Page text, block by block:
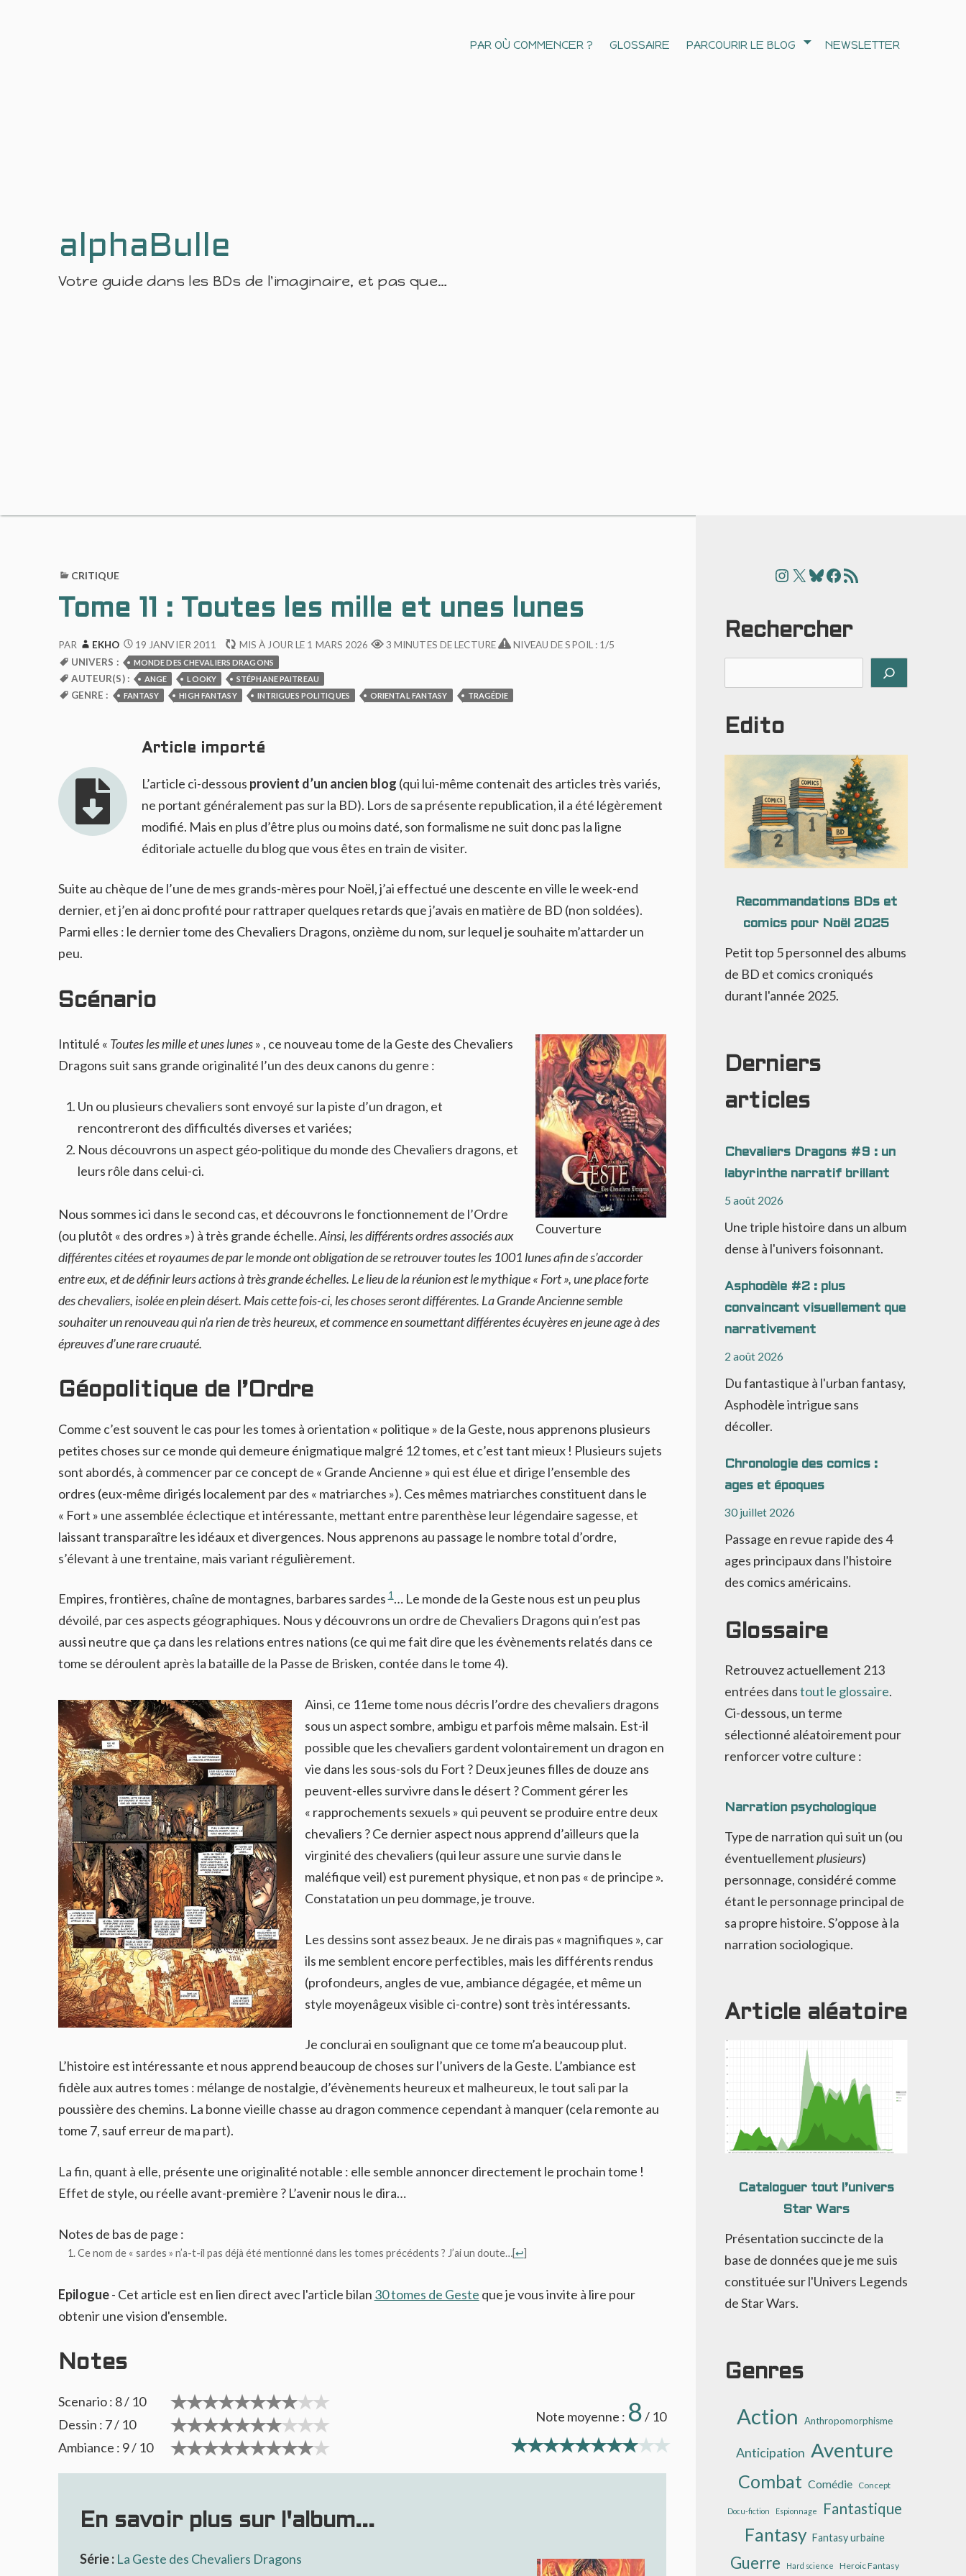
alphaBulle
Votre guide dans les BDs de l'imaginaire, et pas que…
PAR OÙ COMMENCER ? GLOSSAIRE PARCOURIR LE BLOG NEWSLETTER
CRITIQUE
Tome 11 : Toutes les mille et unes lunes
PAR EKHO 19 JANVIER 2011 MIS À JOUR LE 1 MARS 2026 3 MINUTES DE LECTURE
NIVEAU DE SPOIL : 1/5
UNIVERS :
MONDE DES CHEVALIERS DRAGONS
AUTEUR(S) : ANGE LOOKY STÉPHANE PAITREAU
GENRE : FANTASY HIGH FANTASY INTRIGUES POLITIQUES ORIENTAL FANTASY TRAGÉDIE
Article importé
L’article ci-dessous provient d’un ancien blog (qui lui-même contenait des articles très variés,
ne portant généralement pas sur la BD). Lors de sa présente republication, il a été légèrement
modifié. Mais en plus d’être plus ou moins daté, son formalisme ne suit donc pas la ligne
éditoriale actuelle du blog que vous êtes en train de visiter.
Suite au chèque de l’une de mes grands-mères pour Noël, j’ai effectué une descente en ville le week-end
dernier, et j’en ai donc profité pour rattraper quelques retards que j’avais en matière de BD (non soldées).
Parmi elles : le dernier tome des Chevaliers Dragons, onzième du nom, sur lequel je souhaite m’attarder un
peu.
Scénario
Couverture
Intitulé « Toutes les mille et unes lunes» , ce nouveau tome de la Geste des Chevaliers
Dragons suit sans grande originalité l’un des deux canons du genre :
Un ou plusieurs chevaliers sont envoyé sur la piste d’un dragon, et
rencontreront des difficultés diverses et variées;
Nous découvrons un aspect géo-politique du monde des Chevaliers dragons, et
leurs rôle dans celui-ci.
Nous sommes ici dans le second cas, et découvrons le fonctionnement de l’Ordre
(ou plutôt « des ordres ») à très grande échelle.Ainsi, les différents ordres associés aux
différentes citées et royaumes de par le monde ont obligation de se retrouver toutes les 1001 lunes afin de s’accorder
entre eux, et de définir leurs actions à très grande échelles. Le lieu de la réunion est le mythique « Fort », une place forte
des chevaliers, isolée en plein désert. Mais cette fois-ci, les choses seront différentes. La Grande Ancienne semble
souhaiter un renouveau qui n’a rien de très heureux, et commence en soumettant différentes écuyères en jeune age à des
épreuves d’une rare cruauté.
Géopolitique de l’Ordre
Comme c’est souvent le cas pour les tomes à orientation « politique » de la Geste, nous apprenons plusieurs
petites choses sur ce monde qui demeure énigmatique malgré 12 tomes, et c’est tant mieux ! Plusieurs sujets
sont abordés, à commencer par ce concept de « Grande Ancienne » qui est élue et dirige l’ensemble des
ordres (eux-même dirigés localement par des « matriarches »). Ces mêmes matriarches constituent dans le
« Fort » une assemblée éclectique et intéressante, mettant entre parenthèse leur légendaire sagesse, et
laissant transparaître les idéaux et divergences. Nous apprenons au passage le nombre total d’ordre,
s’élevant à une trentaine, mais variant régulièrement.
Empires, frontières, chaîne de montagnes, barbares sardes1… Le monde de la Geste nous est un peu plus
dévoilé, par ces aspects géographiques. Nous y découvrons un ordre de Chevaliers Dragons qui n’est pas
aussi neutre que ça dans les relations entres nations (ce qui me fait dire que les évènements relatés dans ce
tome se déroulent après la bataille de la Passe de Brisken, contée dans le tome 4).
Ainsi, ce 11eme tome nous décris l’ordre des chevaliers dragons
sous un aspect sombre, ambigu et parfois même malsain. Est-il
possible que les chevaliers gardent volontairement un dragon en
vie dans les sous-sols du Fort ? Deux jeunes filles de douze ans
peuvent-elles survivre dans le désert ? Comment gérer les
« rapprochements sexuels » qui peuvent se produire entre deux
chevaliers ? Ce dernier aspect nous apprend d’ailleurs que la
virginité des chevaliers (qui leur assure une survie dans le
maléfique veil) est purement physique, et non pas « de principe ».
Constatation un peu dommage, je trouve.
Les dessins sont assez beaux. Je ne dirais pas « magnifiques », car
ils me semblent encore perfectibles, mais les différents rendus
(profondeurs, angles de vue, ambiance dégagée, et même un
style moyenâgeux visible ci-contre) sont très intéressants.
Je conclurai en soulignant que ce tome m’a beaucoup plut.
L’histoire est intéressante et nous apprend beaucoup de choses sur l’univers de la Geste. L’ambiance est
fidèle aux autres tomes : mélange de nostalgie, d’évènements heureux et malheureux, le tout sali par la
poussière des chemins. La bonne vieille chasse au dragon commence cependant à manquer (cela remonte au
tome 7, sauf erreur de ma part).
La fin, quant à elle, présente une originalité notable : elle semble annoncer directement le prochain tome !
Effet de style, ou réelle avant-première ? L’avenir nous le dira…
Notes de bas de page :
Ce nom de « sardes » n’a-t-il pas déjà été mentionné dans les tomes précédents ? J’ai un doute…[↩]
Epilogue- Cet article est en lien direct avec l'article bilan 30 tomes de Geste que je vous invite à lire pour
obtenir une vision d'ensemble.
Notes
Scenario : 8 / 10
Dessin : 7 / 10
Ambiance : 9 / 10
Note moyenne : 8/ 10
En savoir plus sur l'album...
Série : La Geste des Chevaliers Dragons
Instagram
X Bluesky
Facebook
Articles
Rechercher
Edito
Recommandations BDs et
comics pour Noël 2025
Petit top 5 personnel des albums
de BD et comics croniqués
durant l'année 2025.
Derniers
articles
Chevaliers Dragons #9 : un
labyrinthe narratif brillant
5 août 2026
Une triple histoire dans un album
dense à l'univers foisonnant.
Asphodèle #2 : plus
convaincant visuellement que
narrativement
2 août 2026
Du fantastique à l'urban fantasy,
Asphodèle intrigue sans
décoller.
Chronologie des comics :
ages et époques
30 juillet 2026
Passage en revue rapide des 4
ages principaux dans l'histoire
des comics américains.
Glossaire
Retrouvez actuellement 213
entrées danstout le glossaire.
Ci-dessous, un terme
sélectionné aléatoirement pour
renforcer votre culture :
Narration psychologique
Type de narration qui suit un (ou
éventuellementplusieurs)
personnage, considéré comme
étant le personnage principal de
sa propre histoire. S’oppose à la
narration sociologique.
Article aléatoire
Cataloguer tout l’univers
Star Wars
Présentation succincte de la
base de données que je me suis
constituée sur l'Univers Legends
de Star Wars.
Genres
Action Anthropomorphisme
Anticipation Aventure
Combat Comédie Concept
Docu-fiction Espionnage Fantastique
Fantasy Fantasy urbaine
Guerre Hard science Heroic Fantasy